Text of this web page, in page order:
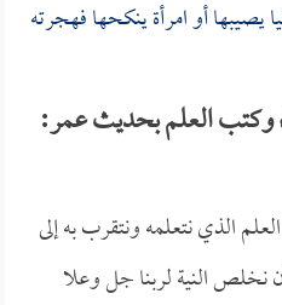
أو امرأة ينكحها فهجرته
وكتب العلم بحديث عمر:
الذي نتعلمه ونتقرب به إلى
نخلص النية لربنا جل وعلا